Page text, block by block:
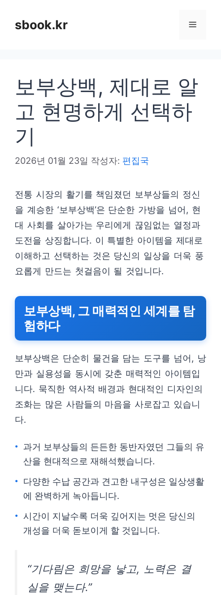
sbook.kr 메
보부상백, 제대로 알
고 현명하게 선택하
기
2026년 01월 23일 작성자: 편집국
전통 시장의 활기를 책임졌던 보부상들의 정신
을 계승한 ‘보부상백’은 단순한 가방을 넘어, 현
대 사회를 살아가는 우리에게 끊임없는 열정과
도전을 상징합니다. 이 특별한 아이템을 제대로
이해하고 선택하는 것은 당신의 일상을 더욱 풍
요롭게 만드는 첫걸음이 될 것입니다.
보부상백, 그 매력적인 세계를 탐
험하다
보부상백은 단순히 물건을 담는 도구를 넘어, 낭
만과 실용성을 동시에 갖춘 매력적인 아이템입
니다. 묵직한 역사적 배경과 현대적인 디자인의
조화는 많은 사람들의 마음을 사로잡고 있습니
다.
과거 보부상들의 든든한 동반자였던 그들의 유
산을 현대적으로 재해석했습니다.
다양한 수납 공간과 견고한 내구성은 일상생활
에 완벽하게 녹아듭니다.
시간이 지날수록 더욱 깊어지는 멋은 당신의
개성을 더욱 돋보이게 할 것입니다.
“기다림은 희망을 낳고, 노력은 결
실을 맺는다.”